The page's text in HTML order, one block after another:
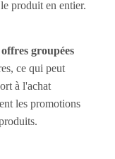
produit en entier.
offres groupées
ce qui peut
à l'achat
les promotions